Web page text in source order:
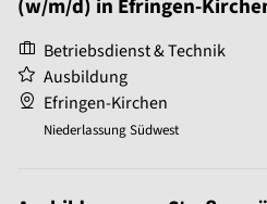
(w/m/d) in Efringen-
Betriebsdienst & Technik
Ausbildung
Efringen-Kirchen
Niederlassung Südwest